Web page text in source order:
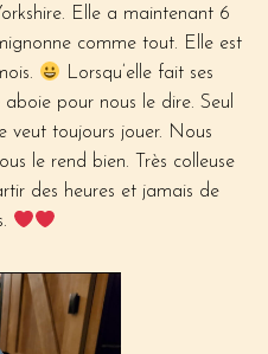
Elle a maintenant 6
comme tout. Elle est
Lorsqu’elle fait ses
pour nous le dire. Seul
veut toujours jouer. Nous
le rend bien. Très colleuse
des heures et jamais de